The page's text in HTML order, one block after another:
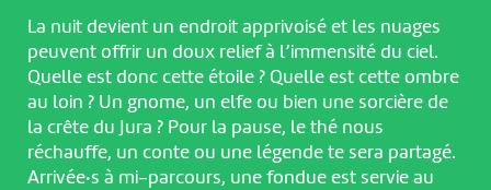
La nuit devient un endroit apprivoisé et les nuages
peuvent offrir un doux relief à l’immensité du ciel.
Quelle est donc cette étoile ? Quelle est cette ombre
au loin ? Un gnome, un elfe ou bien une sorcière de
la crête du Jura ? Pour la pause, le thé nous
réchauffe, un conte ou une légende te sera partagé.
Arrivée·s à mi-parcours, une fondue est servie au